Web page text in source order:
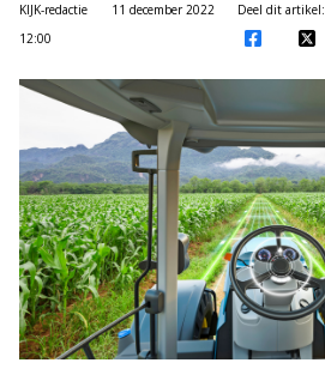
KIJK-redactie
11 december 2022
12:00
Deel dit artikel: